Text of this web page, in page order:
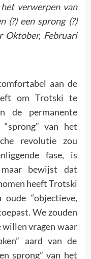
verwerpen van
(?) een sprong (?)
Oktober, Februari
aan de
om Trotski te
de permanente
van het
revolutie zou
fase, is
bewijst dat
heeft Trotski
“objectieve,
We zouden
willen vragen waar
aard van de
sprong” van het